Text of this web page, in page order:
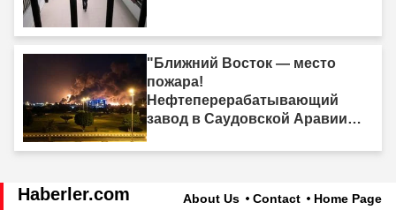
"Ближний Восток — место
пожара!
Нефтеперерабатывающий
завод в Саудовской Аравии
Haberler.com About Us Contact Home Page